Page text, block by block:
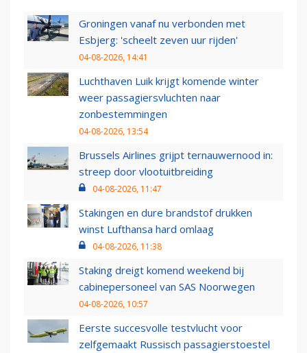
Groningen vanaf nu verbonden met
Esbjerg: 'scheelt zeven uur rijden'
04-08-2026, 14:41
Luchthaven Luik krijgt komende winter
weer passagiersvluchten naar
zonbestemmingen
04-08-2026, 13:54
Brussels Airlines grijpt ternauwernood in:
streep door vlootuitbreiding
04-08-2026, 11:47
Stakingen en dure brandstof drukken
winst Lufthansa hard omlaag
04-08-2026, 11:38
Staking dreigt komend weekend bij
cabinepersoneel van SAS Noorwegen
04-08-2026, 10:57
Eerste succesvolle testvlucht voor
zelfgemaakt Russisch passagierstoestel